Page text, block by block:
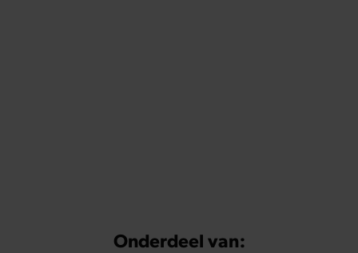
Onderdeel van: